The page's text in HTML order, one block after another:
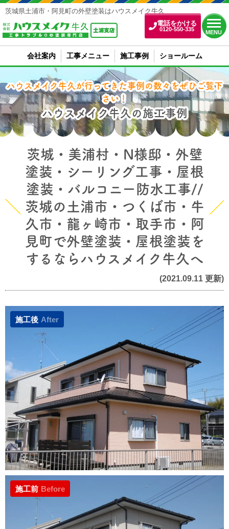
電話をかける
0120-550-335
MENU
茨城県土浦市・阿見町の外壁塗装はハウスメイク牛久
会社案内 工事メニュー 施工事例 ショールーム
ハウスメイク牛久が行ってきた事例の数々をぜひご覧下
さい！
ハウスメイク牛久の施工事例
茨城・美浦村・N様邸・外壁
塗装・シーリング工事・屋根
塗装・バルコニー防水工事//
茨城の土浦市・つくば市・牛
久市・龍ヶ崎市・取手市・阿
見町で外壁塗装・屋根塗装を
するならハウスメイク牛久へ
(2021.09.11 更新)
施工後 After
施工前 Before